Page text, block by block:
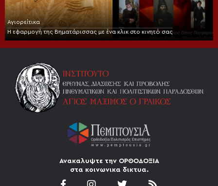
Αγιορείτικα
Η εφαρμογή της Βηματάρισσας με ένα κλικ στο κινητό σας
Ανακαλυψτε την ΟΡΘΟΔΟΞΙΑ
στα κοινωνικα δικτυα.